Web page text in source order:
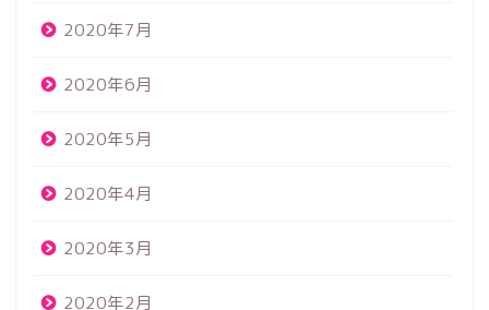
2020年7月
2020年6月
2020年5月
2020年4月
2020年3月
2020年2月